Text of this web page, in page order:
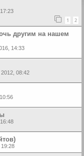
1 2
другим на нашем
14:33
08:42